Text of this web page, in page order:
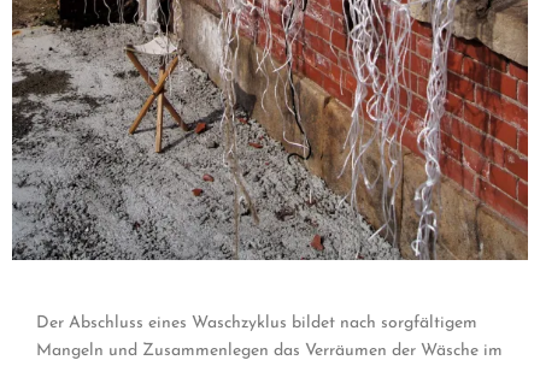
Der Abschluss eines Waschzyklus bildet nach sorgfältigem
Mangeln und Zusammenlegen das Verräumen der Wäsche im